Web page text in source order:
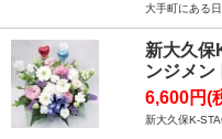
大手町にある
新大久保
ンジメン
6,600円(
新大久保K-